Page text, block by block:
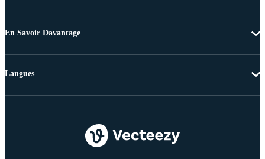
En Savoir Davantage
Langues